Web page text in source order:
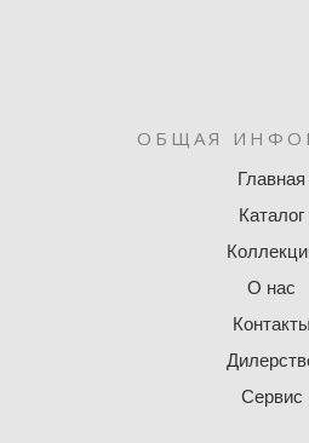
ОБЩАЯ
Главная
Каталог
О нас
Контакты
Сервис